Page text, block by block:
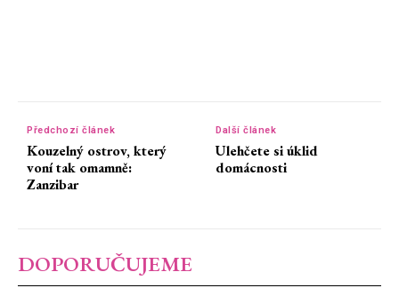
Předchozí článek
Kouzelný ostrov, který
voní tak omamně:
Zanzibar
Další článek
Ulehčete si úklid
domácnosti
DOPORUČUJEME